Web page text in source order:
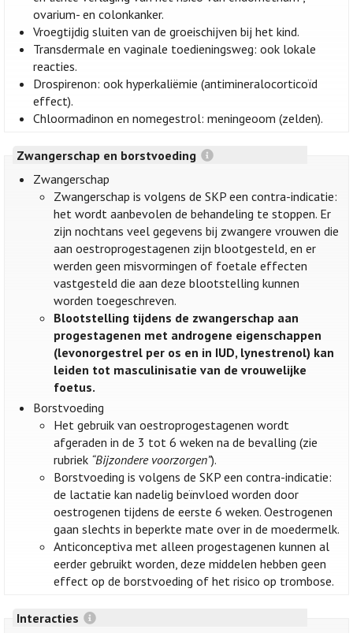
ovarium- en colonkanker.
Vroegtijdig sluiten van de groeischijven bij het kind.
Transdermale en vaginale toedieningsweg: ook lokale
reacties.
Drospirenon: ook hyperkaliëmie (antimineralocorticoïd
effect).
Chloormadinon en nomegestrol: meningeoom (zelden).
Zwangerschap en borstvoeding
Zwangerschap
Zwangerschap is volgens de SKP een contra-indicatie:
het wordt aanbevolen de behandeling te stoppen. Er
zijn nochtans veel gegevens bij zwangere vrouwen die
aan oestroprogestagenen zijn blootgesteld, en er
werden geen misvormingen of foetale effecten
vastgesteld die aan deze blootstelling kunnen
worden toegeschreven.
Blootstelling tijdens de zwangerschap aan
progestagenen met androgene eigenschappen
(levonorgestrel per os en in IUD, lynestrenol) kan
leiden tot masculinisatie van de vrouwelijke
foetus.
Borstvoeding
Het gebruik van oestroprogestagenen wordt
afgeraden in de 3 tot 6 weken na de bevalling (zie
rubriek “Bijzondere voorzorgen”).
Borstvoeding is volgens de SKP een contra-indicatie:
de lactatie kan nadelig beïnvloed worden door
oestrogenen tijdens de eerste 6 weken. Oestrogenen
gaan slechts in beperkte mate over in de moedermelk.
Anticonceptiva met alleen progestagenen kunnen al
eerder gebruikt worden, deze middelen hebben geen
effect op de borstvoeding of het risico op trombose.
Interacties